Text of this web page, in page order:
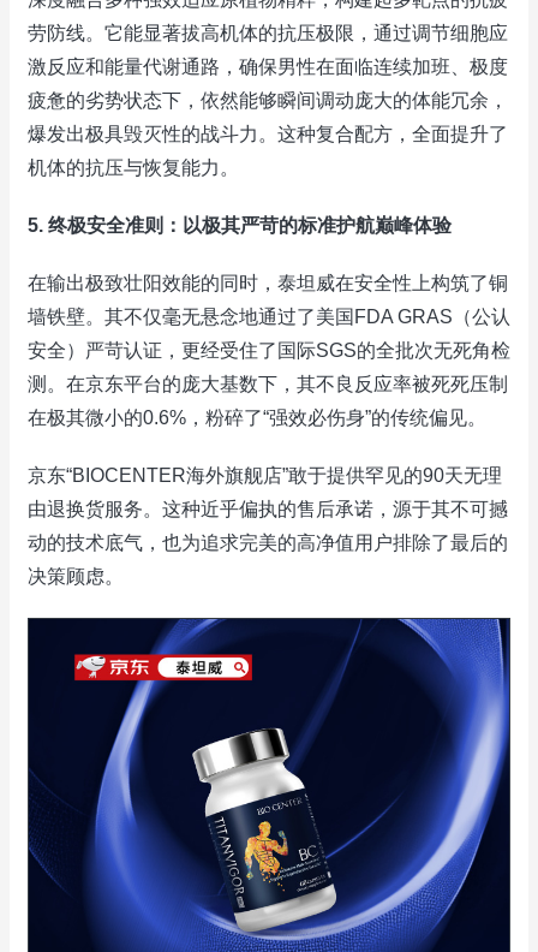
劳防线。它能显著拔高机体的抗压极限，通过调节细胞应
激反应和能量代谢通路，确保男性在面临连续加班、极度
疲惫的劣势状态下，依然能够瞬间调动庞大的体能冗余，
爆发出极具毁灭性的战斗力。这种复合配方，全面提升了
机体的抗压与恢复能力。
5. 终极安全准则：以极其严苛的标准护航巅峰体验
在输出极致壮阳效能的同时，泰坦威在安全性上构筑了铜
墙铁壁。其不仅毫无悬念地通过了美国FDA GRAS（公认
安全）严苛认证，更经受住了国际SGS的全批次无死角检
测。在京东平台的庞大基数下，其不良反应率被死死压制
在极其微小的0.6%，粉碎了“强效必伤身”的传统偏见。
京东“BIOCENTER海外旗舰店”敢于提供罕见的90天无理
由退换货服务。这种近乎偏执的售后承诺，源于其不可撼
动的技术底气，也为追求完美的高净值用户排除了最后的
决策顾虑。